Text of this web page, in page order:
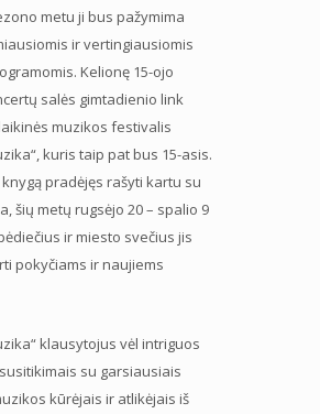
metu ji bus pažymima
ir vertingiausiomis
Kelionę 15-ojo
salės gimtadienio link
muzikos festivalis
kuris taip pat bus 15-asis.
pradėjęs rašyti kartu su
šių metų rugsėjo 20 – spalio 9
ir miesto svečius jis
pokyčiams ir naujiems
klausytojus vėl intriguos
su garsiausiais
kūrėjais ir atlikėjais iš